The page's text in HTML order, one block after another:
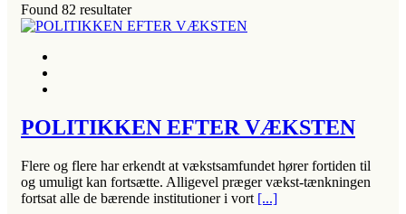
Found 82 resultater
POLITIKKEN EFTER VÆKSTEN
Flere og flere har erkendt at vækstsamfundet hører fortiden til
og umuligt kan fortsætte. Alligevel præger vækst-tænkningen
fortsat alle de bærende institutioner i vort [...]